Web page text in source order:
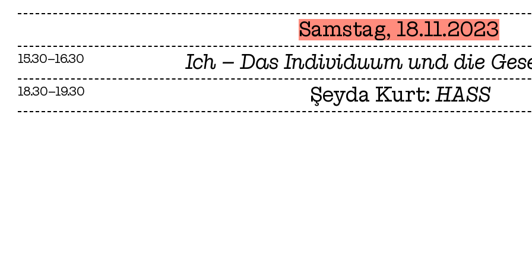
Samstag, 18.11.2023
15.30–16.30 Ich – Das Individuum und die
18.30–19.30 Şeyda Kurt:HASS